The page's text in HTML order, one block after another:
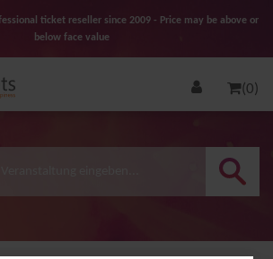
ticket reseller since 2009 - Price may be above or
below face value
(0)